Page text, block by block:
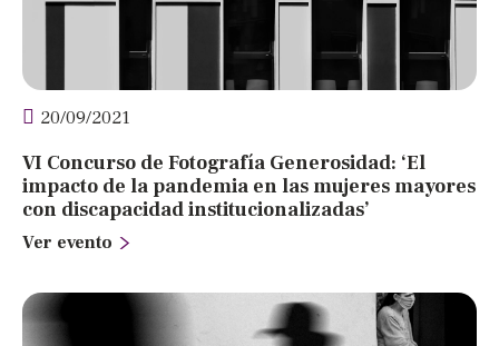
20/09/2021
VI Concurso de Fotografía Generosidad: ‘El
impacto de la pandemia en las mujeres mayores
con discapacidad institucionalizadas’
Ver evento